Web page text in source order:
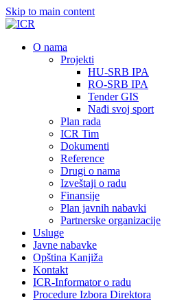
Skip to main content
О nama
Projekti
HU-SRB IPA
RO-SRB IPA
Tender GIS
Nađi svoj sport
Plan rada
ICR Tim
Dokumenti
Reference
Drugi o nama
Izveštaji o radu
Finansije
Plan javnih nabavki
Partnerske organizacije
Usluge
Javne nabavke
Opština Kanjiža
Kontakt
ICR-Informator o radu
Procedure Izbora Direktora